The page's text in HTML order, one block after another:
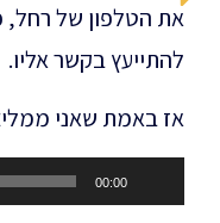
את הטלפון של רחל,
להתייעץ בקשר אליו.
אז באמת שאני
00:00